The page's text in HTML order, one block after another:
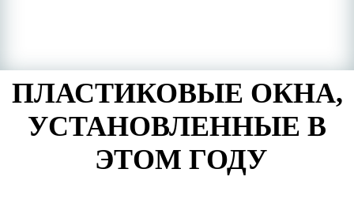
ПЛАСТИКОВЫЕ ОКНА,
УСТАНОВЛЕННЫЕ В
ЭТОМ ГОДУ